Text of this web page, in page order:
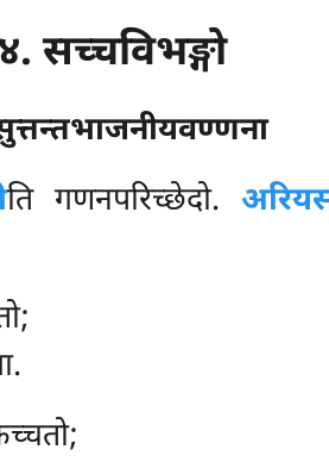
४. सच्चविभङ्गो
ति गणनपरिच्छेदो.